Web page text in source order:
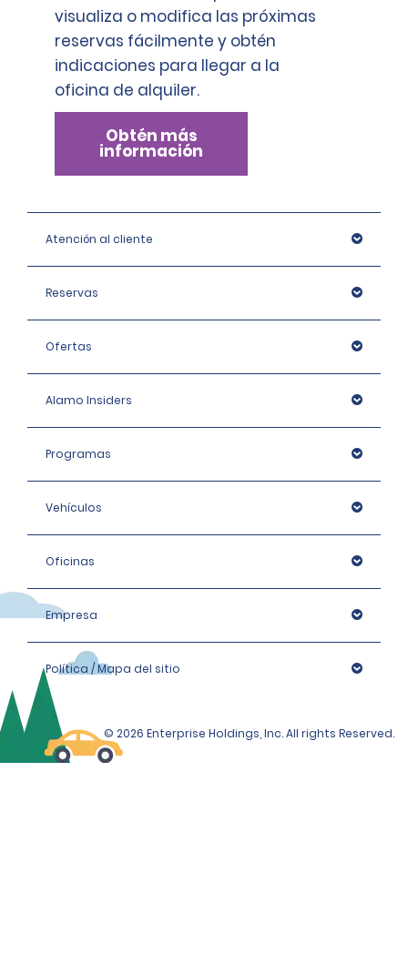
visualiza o modifica las próximas
reservas fácilmente y obtén
indicaciones para llegar a la
oficina de alquiler.
Obtén más
información
Atención al cliente
Reservas
Ofertas
Alamo Insiders
Programas
Vehículos
Oficinas
Empresa
Política / Mapa del sitio
© 2026 Enterprise Holdings, Inc. All rights Reserved.